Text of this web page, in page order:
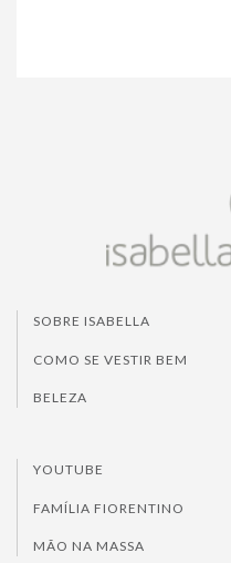
SOBRE ISABELLA
COMO SE VESTIR BEM
BELEZA
YOUTUBE
FAMÍLIA FIORENTINO
MÃO NA MASSA